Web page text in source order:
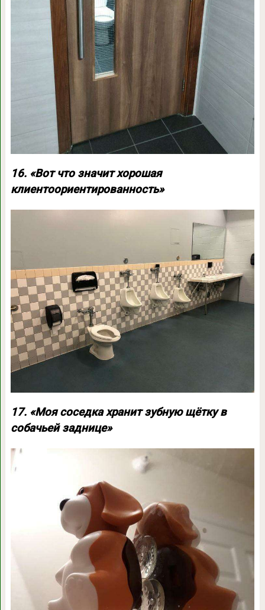
16. «Вот что значит хорошая
клиентоориентированность»
17. «Моя соседка хранит зубную щётку в
собачьей заднице»